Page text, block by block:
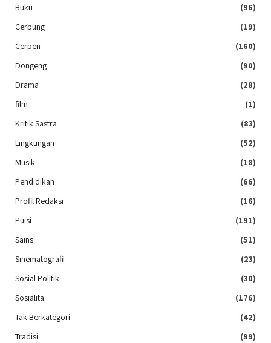
Buku
(96)
Cerbung
(19)
Cerpen
(160)
Dongeng
(90)
Drama
(28)
film
(1)
Kritik Sastra
(83)
Lingkungan
(52)
Musik
(18)
Pendidikan
(66)
Profil Redaksi
(16)
Puisi
(191)
Sains
(51)
Sinematografi
(23)
Sosial Politik
(30)
Sosialita
(176)
Tak Berkategori
(42)
Tradisi
(99)